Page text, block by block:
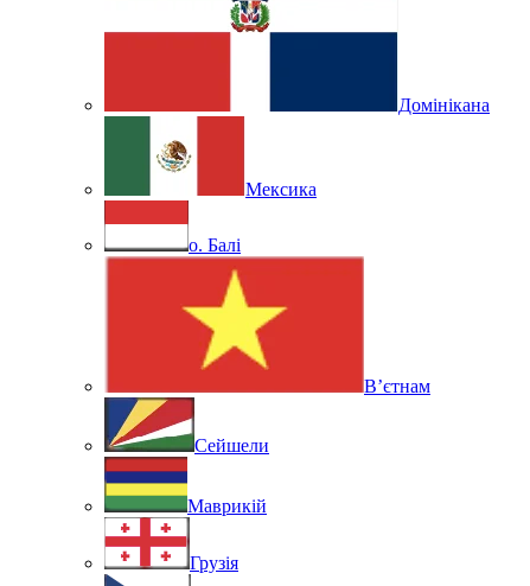
Домінікана
Мексика
о. Балі
В’єтнам
Сейшели
Маврикій
Грузія